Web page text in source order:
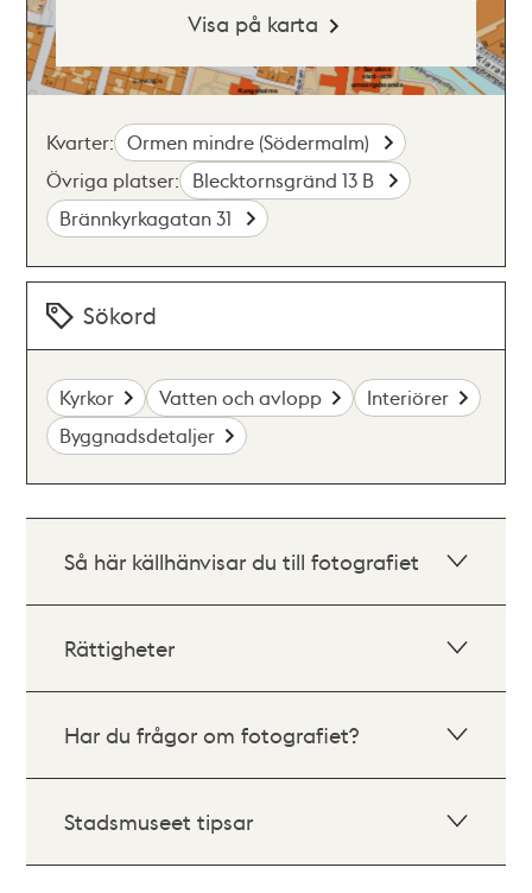
Visa på karta
Kvarter: Ormen mindre (Södermalm)
Övriga platser: Blecktornsgränd 13 B
Brännkyrkagatan 31
Sökord
Kyrkor Vatten och avlopp
Interiörer
Byggnadsdetaljer
Så här källhänvisar du till fotografiet
Rättigheter
Har du frågor om fotografiet?
Stadsmuseet tipsar